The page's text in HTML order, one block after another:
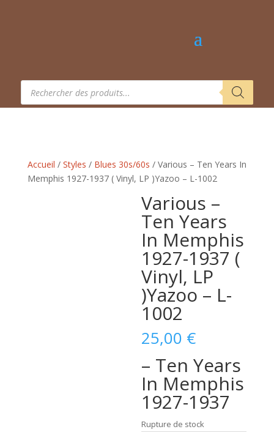
Recherche
produits
Accueil / Styles / Blues 30s/60s / Various – Ten Years In
Memphis 1927-1937 ( Vinyl, LP )Yazoo – L-1002
Various –
Ten Years
In Memphis
1927-1937 (
Vinyl, LP
)Yazoo – L-
1002
25,00 €
– Ten Years
In Memphis
1927-1937
Rupture de stock